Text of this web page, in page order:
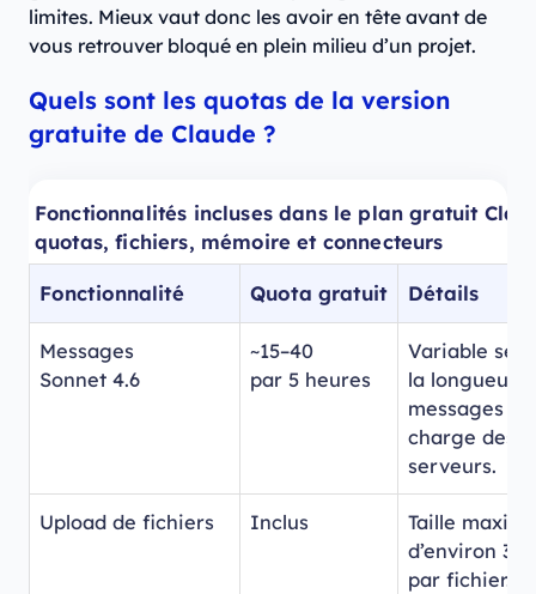
limites. Mieux vaut donc les avoir en tête avant de
vous retrouver bloqué en plein milieu d’un projet.
Quels sont les quotas de la version
gratuite de Claude ?
Fonctionnalités incluses dans le plan gratuit
quotas, fichiers, mémoire et connecteurs
Fonctionnalité Quota gratuit Détails
Messages
Sonnet 4.6
~15–40
par 5 heures
Variable
la longueur
messages et
charge des
serveurs.
Upload de fichiers Inclus
Taille
d’environ 30
par fichier.